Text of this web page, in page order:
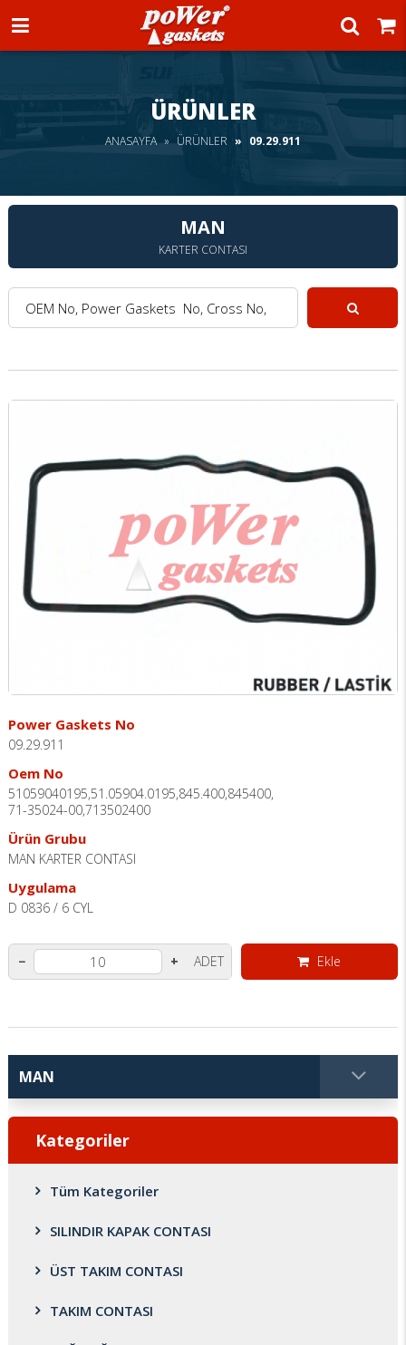
Power Gaskets
ÜRÜNLER
ANASAYFA ÜRÜNLER 09.29.911
MAN
KARTER CONTASI
OEM No, Power Gaskets No, Cross No, Model :
Power Gaskets No
09.29.911
Oem No
51059040195,51.05904.0195,845.400,845400,
71-35024-00,713502400
Ürün Grubu
MAN KARTER CONTASI
Uygulama
D 0836 / 6 CYL
− + ADET Ekle
Kategoriler
Tüm Kategoriler
SILINDIR KAPAK CONTASI
ÜST TAKIM CONTASI
TAKIM CONTASI